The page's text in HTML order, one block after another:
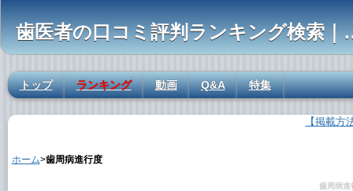
歯医者の口コ
トップ ランキング 動画 Q&A 特集
【掲載方
ホーム>歯周病進行度
歯周病進